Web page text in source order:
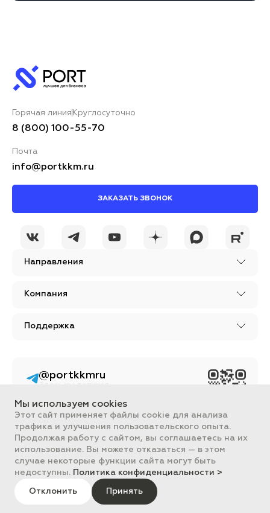
Направления
Компания
Поддержка
Горячая линия Круглосуточно
8 (800) 100-55-70
Почта
info@portkkm.ru
ЗАКАЗАТЬ ЗВОНОК
Вся информация, размещенная на сайте, носит ознакомительный
характер и не является публичной офертой, определяемой
положениями Статьи 437 ГК РФ.
Все цены на сайте указаны с НДС. ООО "ПОРТ" ИНН 2461018892,
ОГРН 1022401953496
Политика обработки данных
@portkkmru
и познавательным
контентом из мира
бизнеса
Мы используем cookies
Этот сайт применяет файлы cookie для анализа
трафика и улучшения пользовательского опыта.
Продолжая работу с сайтом, вы соглашаетесь на их
использование. Вы можете отказаться — в этом
случае некоторые функции сайта могут быть
недоступны. Политика конфиденциальности >
Отклонить Принять